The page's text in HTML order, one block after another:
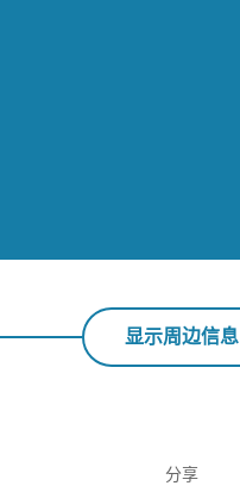
显示周边信息
分享